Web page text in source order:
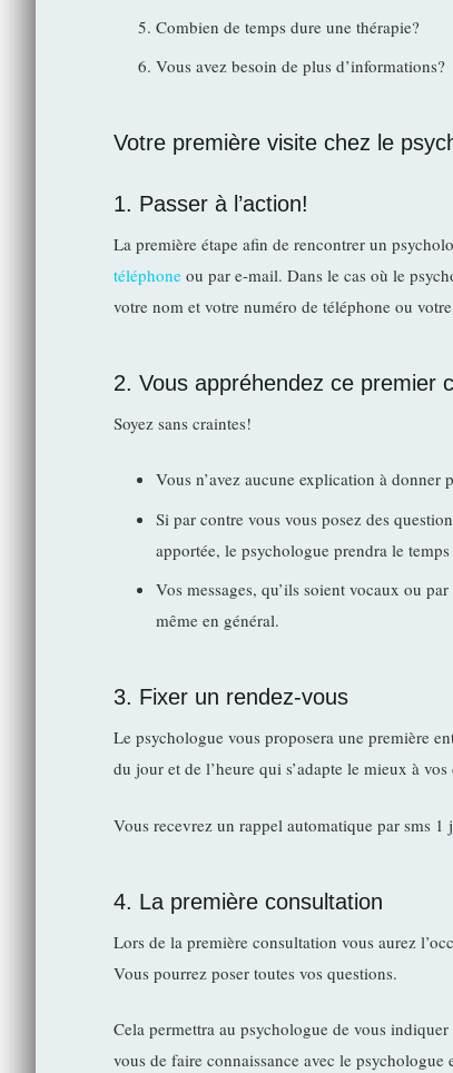
Combien de temps dure une thérapie?
Vous avez besoin de plus d’informations?
Votre première visite chez le
1. Passer à l’action!
La première étape afin de rencontrer un
téléphone ou par e-mail. Dans le cas où le
votre nom et votre numéro de téléphone ou
2. Vous appréhendez ce premier
Soyez sans craintes!
Vous n’avez aucune explication à donner
Si par contre vous vous posez des
apportée, le psychologue prendra le
Vos messages, qu’ils soient vocaux ou
même en général.
3. Fixer un rendez-vous
Le psychologue vous proposera une première
du jour et de l’heure qui s’adapte le mieux à
Vous recevrez un rappel automatique par sms
4. La première consultation
Lors de la première consultation vous aurez
Vous pourrez poser toutes vos questions.
Cela permettra au psychologue de vous
vous de faire connaissance avec le